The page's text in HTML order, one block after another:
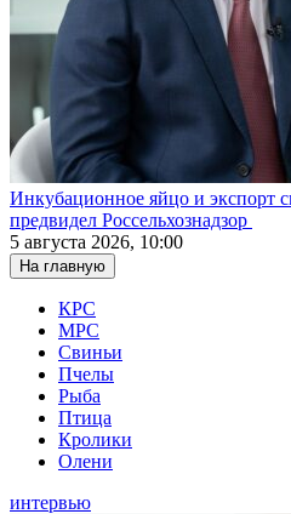
Инкубационное яйцо и экспорт
предвидел Россельхознадзор
5 августа 2026, 10:00
На главную
КРС
МРС
Свиньи
Пчелы
Рыба
Птица
Кролики
Олени
интервью